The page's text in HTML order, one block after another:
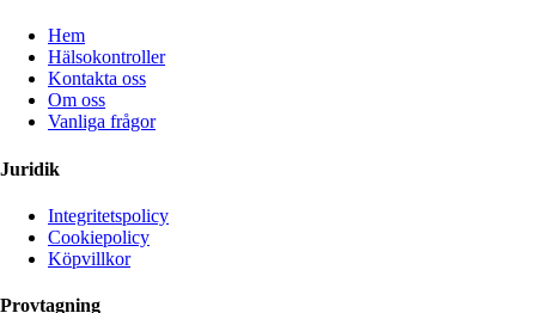
Hem
Hälsokontroller
Kontakta oss
Om oss
Vanliga frågor
Juridik
Integritetspolicy
Cookiepolicy
Köpvillkor
Provtagning